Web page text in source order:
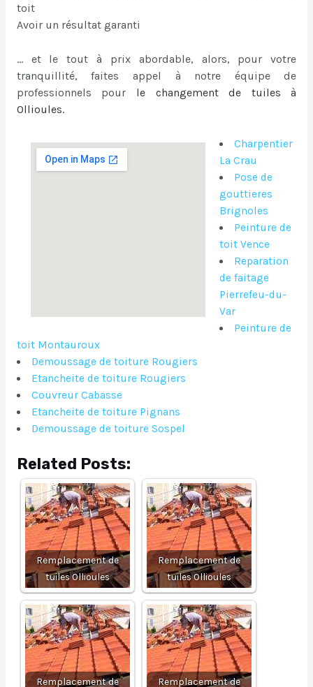
toit
Avoir un résultat garanti
… et le tout à prix abordable, alors, pour votre
tranquillité, faites appel à notre équipe de
professionnels pour le changement de tuiles à
Ollioules.
Charpentier
La Crau
Pose de
gouttieres
Brignoles
Peinture de
toit Vence
Reparation
de faitage
Pierrefeu-du-
Var
Peinture de
toit Montauroux
Demoussage de toiture Rougiers
Etancheite de toiture Rougiers
Couvreur Cabasse
Etancheite de toiture Pignans
Demoussage de toiture Sospel
Related Posts:
Remplacement de
tuiles Ollioules
Remplacement de
tuiles Ollioules
Remplacement de Remplacement de